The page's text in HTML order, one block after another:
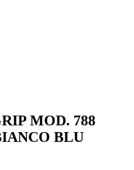
MOD. 788
BLU